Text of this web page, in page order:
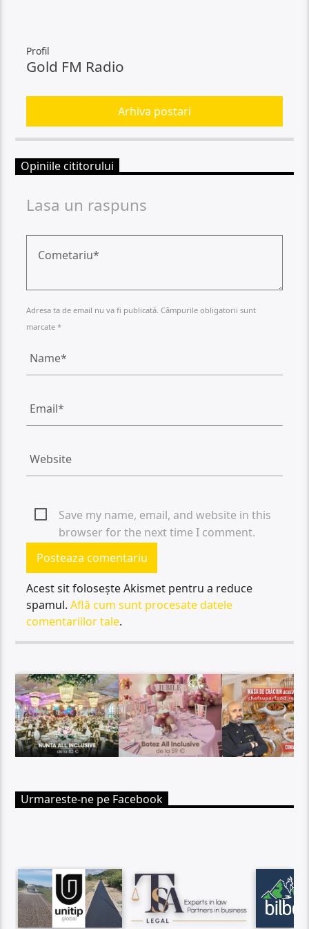
Profil
Gold FM Radio
Arhiva postari
Opiniile cititorului
Lasa un raspuns
Adresa ta de email nu va fi publicată. Câmpurile obligatorii sunt
marcate *
Save my name, email, and website in this
browser for the next time I comment.
Acest sit folosește Akismet pentru a reduce
spamul.Află cum sunt procesate datele
comentariilor tale.
Urmareste-ne pe Facebook